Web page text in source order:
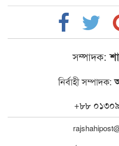
সম্পাদক:
নির্বাহী সম্পাদক:
+৮৮